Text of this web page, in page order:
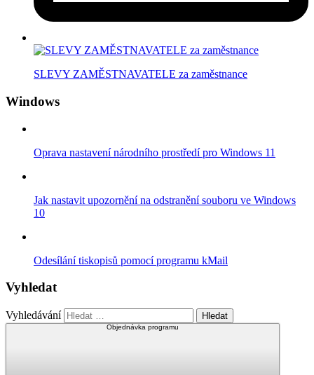
SLEVY ZAMĚSTNAVATELE za zaměstnance
Windows
Oprava nastavení národního prostředí pro Windows 11
Jak nastavit upozornění na odstranění souboru ve Windows
10
Odesílání tiskopisů pomocí programu kMail
Vyhledat
Vyhledávání
Objednávka programu